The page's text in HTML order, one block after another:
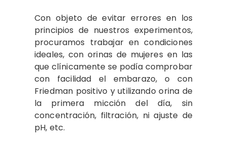
Con objeto de evitar errores en los
principios de nuestros experimentos,
procuramos trabajar en condiciones
ideales, con orinas de mujeres en las
que clínicamente se podía comprobar
con facilidad el embarazo, o con
Friedman positivo y utilizando orina de
la primera micción del día, sin
concentración, filtración, ni ajuste de
pH, etc.